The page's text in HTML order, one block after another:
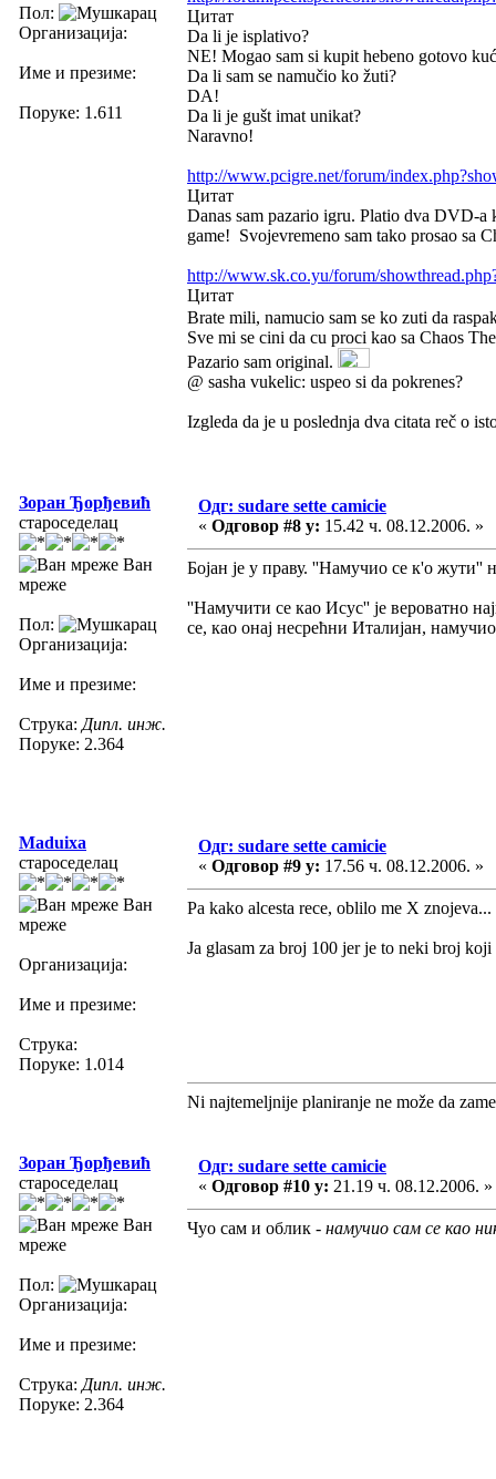
Пол:
Организација:
Име и презиме:
Поруке: 1.611
Цитат
Da li je isplativo?
NE! Mogao sam si kupit hebeno gotovo
Da li sam se namučio ko žuti?
DA!
Da li je gušt imat unikat?
Naravno!
http://www.pcigre.net/forum/
Цитат
Danas sam pazario igru. Platio dva DVD-a
game! Svojevremeno sam tako prosao sa
http://www.sk.co.yu/forum/
Цитат
Brate mili, namucio sam se ko zuti da
Sve mi se cini da cu proci kao sa Chaos
Pazario sam original.
@ sasha vukelic: uspeo si da pokrenes?
Izgleda da je u poslednja dva citata reč o
Зоран Ђорђевић
староседелац
Ван
мреже
Пол:
Организација:
Име и презиме:
Струка: Дипл. инж.
Поруке: 2.364
Одг: sudare sette camicie
« Одговор #8 у: 15.42 ч. 08.12.2006. »
Бојан је у праву. ''Намучио се к'о жути''
''Намучити се као Исус'' је вероватно
се, као онај несрећни Италијан,
Maduixa
староседелац
Ван
мреже
Организација:
Име и презиме:
Струка:
Поруке: 1.014
Одг: sudare sette camicie
« Одговор #9 у: 17.56 ч. 08.12.2006. »
Pa kako alcesta rece, oblilo me X znojeva...
Ja glasam za broj 100 jer je to neki broj
Ni najtemeljnije planiranje ne može da
Зоран Ђорђевић
староседелац
Ван
мреже
Пол:
Организација:
Име и презиме:
Струка: Дипл. инж.
Поруке: 2.364
Одг: sudare sette camicie
« Одговор #10 у: 21.19 ч. 08.12.2006. »
Чуо сам и облик - намучио сам се као